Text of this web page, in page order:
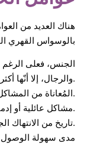
هناك العديد من
بالوسواس القهري
الجنس، فعلى
والرجال، إلا أنّها أكثر شيوعًا لدى الرجال.
المُعاناة من المشاكل النفسية مثل الاكتئاب أو القلق.
مشاكل عائلية أو إدمان لدى بعض أفراد العائلة.
تاريخ من الانتهاك الجسدي أو الانتهاك الجنسي.
مدى سهولة الوصول